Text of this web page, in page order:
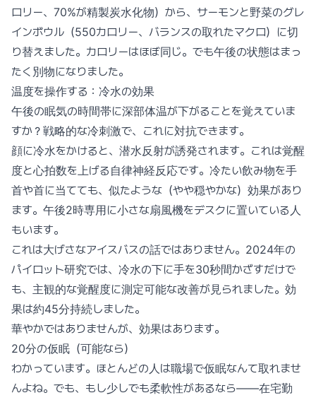
ロリー、70%が精製炭水化物）から、サーモンと野菜のグレ
インボウル（550カロリー、バランスの取れたマクロ）に切
り替えました。カロリーはほぼ同じ。でも午後の状態はまっ
たく別物になりました。
温度を操作する：冷水の効果
午後の眠気の時間帯に深部体温が下がることを覚えていま
すか？戦略的な冷刺激で、これに対抗できます。
顔に冷水をかけると、潜水反射が誘発されます。これは覚醒
度と心拍数を上げる自律神経反応です。冷たい飲み物を手
首や首に当てても、似たような（やや穏やかな）効果があり
ます。午後2時専用に小さな扇風機をデスクに置いている人
もいます。
これは大げさなアイスバスの話ではありません。2024年の
パイロット研究では、冷水の下に手を30秒間かざすだけで
も、主観的な覚醒度に測定可能な改善が見られました。効
果は約45分持続しました。
華やかではありませんが、効果はあります。
20分の仮眠（可能なら）
わかっています。ほとんどの人は職場で仮眠なんて取れませ
んよね。でも、もし少しでも柔軟性があるなら——在宅勤